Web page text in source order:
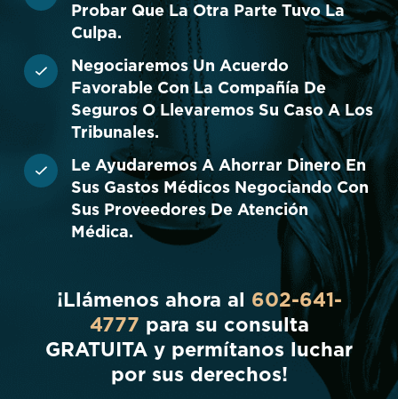
Probar Que La Otra Parte Tuvo La
Culpa.
Negociaremos Un Acuerdo
Favorable Con La Compañía De
Seguros O Llevaremos Su Caso A Los
Tribunales.
Le Ayudaremos A Ahorrar Dinero En
Sus Gastos Médicos Negociando Con
Sus Proveedores De Atención
Médica.
¡Llámenos ahora al 602-641-
4777 para su consulta
GRATUITA y permítanos luchar
por sus derechos!